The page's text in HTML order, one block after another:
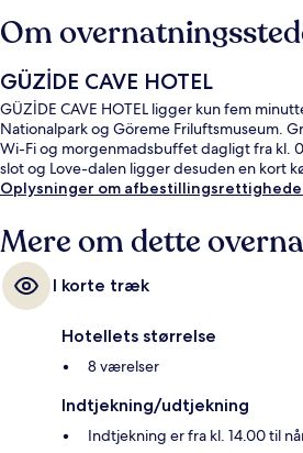
Om
GÜZİDE CAVE HOTEL
GÜZİDE CAVE HOTEL ligger kun fem
Nationalpark og Göreme Friluftsmuseum.
Wi-Fi og morgenmadsbuffet dagligt fra kl.
slot og Love-dalen ligger desuden en kort
Oplysninger om
Mere om dette
I korte træk
Hotellets størrelse
8 værelser
Indtjekning/udtjekning
Indtjekning er fra kl. 14.00 til